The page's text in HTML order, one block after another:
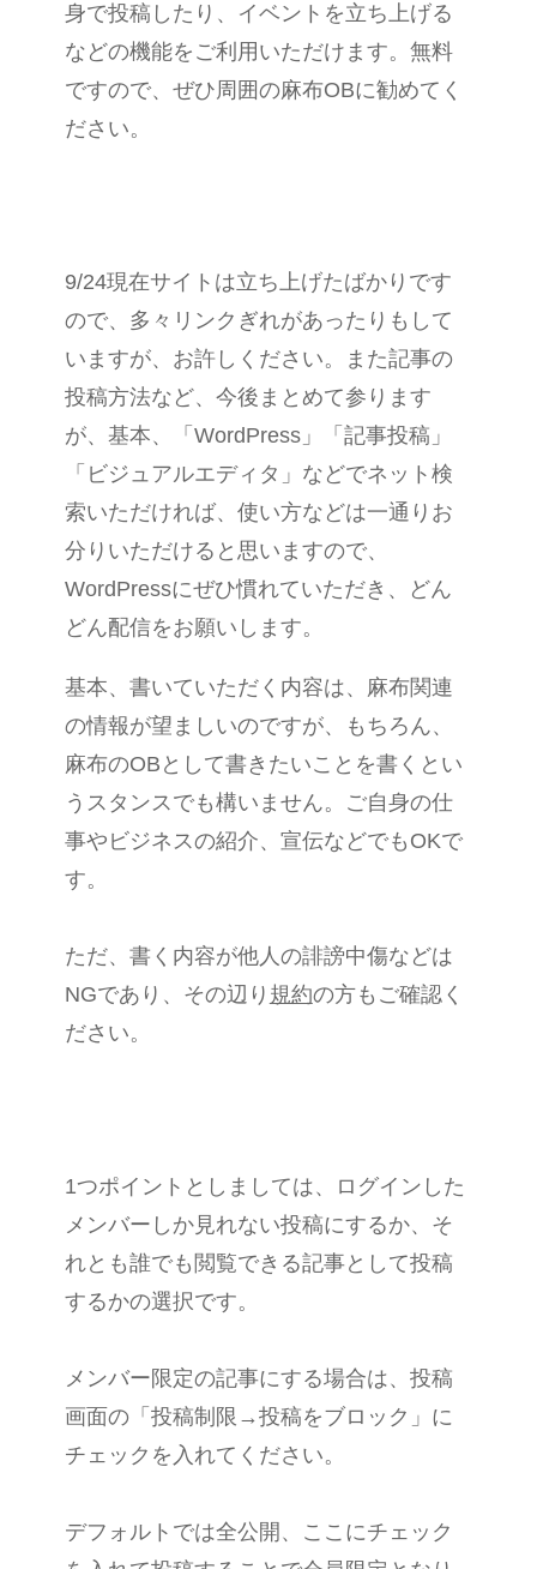
身で投稿したり、イベントを立ち上げる
などの機能をご利用いただけます。無料
ですので、ぜひ周囲の麻布OBに勧めてく
ださい。
9/24現在サイトは立ち上げたばかりです
ので、多々リンクぎれがあったりもして
いますが、お許しください。また記事の
投稿方法など、今後まとめて参ります
が、基本、「WordPress」「記事投稿」
「ビジュアルエディタ」などでネット検
索いただければ、使い方などは一通りお
分りいただけると思いますので、
WordPressにぜひ慣れていただき、どん
どん配信をお願いします。
基本、書いていただく内容は、麻布関連
の情報が望ましいのですが、もちろん、
麻布のOBとして書きたいことを書くとい
うスタンスでも構いません。ご自身の仕
事やビジネスの紹介、宣伝などでもOKで
す。
ただ、書く内容が他人の誹謗中傷などは
NGであり、その辺り 規約の方もご確認く
ださい。
1つポイントとしましては、ログインした
メンバーしか見れない投稿にするか、そ
れとも誰でも閲覧できる記事として投稿
するかの選択です。
メンバー限定の記事にする場合は、投稿
画面の「投稿制限→投稿をブロック」に
チェックを入れてください。
デフォルトでは全公開、ここにチェック